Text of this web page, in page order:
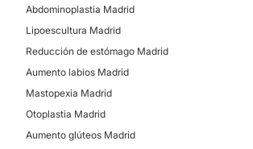
Abdominoplastia Madrid
Lipoescultura Madrid
Reducción de estómago Madrid
Aumento labios Madrid
Mastopexia Madrid
Otoplastia Madrid
Aumento glúteos Madrid